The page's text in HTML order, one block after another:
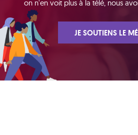
on n'en voit plus à la télé, nous
JE SOUTIENS LE